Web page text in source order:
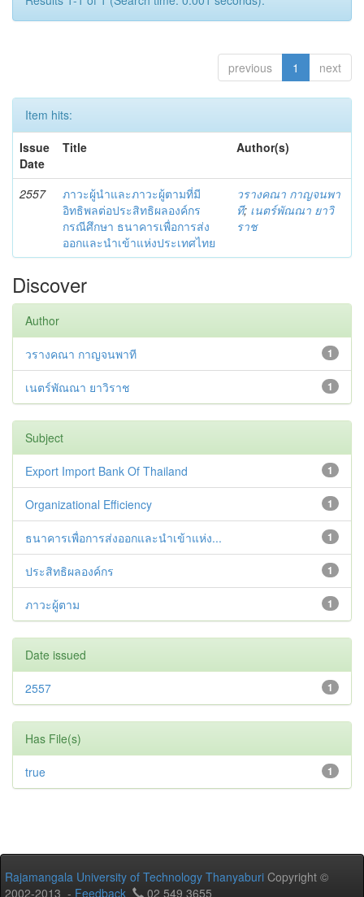
previous 1 next
Item hits:
Issue
Date
Title Author(s)
2557
ภาวะผู้นำและภาวะผู้ตามที่มี
อิทธิพลต่อประสิทธิผลองค์กร
กรณีศึกษา ธนาคารเพื่อการส่ง
ออกและนำเข้าแห่งประเทศไทย
วรางคณา กาญจนพา
ที; เนตร์พัณณา ยาวิ
ราช
Discover
Author
1
วรางคณา กาญจนพาที
1
เนตร์พัณณา ยาวิราช
Subject
1
Export Import Bank Of Thailand
1
Organizational Efficiency
1
ธนาคารเพื่อการส่งออกและนำเข้าแห่ง...
1
ประสิทธิผลองค์กร
1
ภาวะผู้ตาม
Date issued
1
2557
Has File(s)
1
true
Rajamangala University of Technology Thanyaburi Copyright ©
2002-2013 - Feedback 02 549 3655